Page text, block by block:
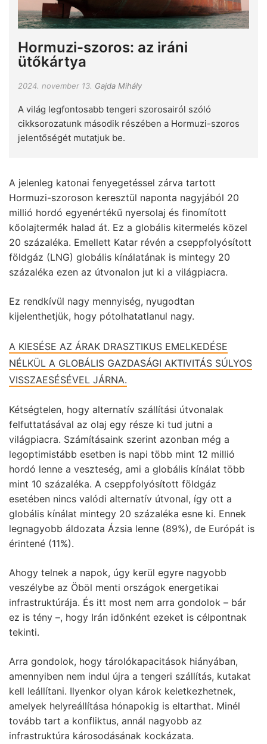
Hormuzi-szoros: az iráni
ütőkártya
2024. november 13. Gajda Mihály
A világ legfontosabb tengeri szorosairól szóló
cikksorozatunk második részében a Hormuzi-szoros
jelentőségét mutatjuk be.
A jelenleg katonai fenyegetéssel zárva tartott
Hormuzi-szoroson keresztül naponta nagyjából 20
millió hordó egyenértékű nyersolaj és finomított
kőolajtermék halad át. Ez a globális kitermelés közel
20 százaléka. Emellett Katar révén a cseppfolyósított
földgáz (LNG) globális kínálatának is mintegy 20
százaléka ezen az útvonalon jut ki a világpiacra.
Ez rendkívül nagy mennyiség, nyugodtan
kijelenthetjük, hogy pótolhatatlanul nagy.
A KIESÉSE AZ ÁRAK DRASZTIKUS EMELKEDÉSE
NÉLKÜL A GLOBÁLIS GAZDASÁGI AKTIVITÁS SÚLYOS
VISSZAESÉSÉVEL JÁRNA.
Kétségtelen, hogy alternatív szállítási útvonalak
felfuttatásával az olaj egy része ki tud jutni a
világpiacra. Számításaink szerint azonban még a
legoptimistább esetben is napi több mint 12 millió
hordó lenne a veszteség, ami a globális kínálat több
mint 10 százaléka. A cseppfolyósított földgáz
esetében nincs valódi alternatív útvonal, így ott a
globális kínálat mintegy 20 százaléka esne ki. Ennek
legnagyobb áldozata Ázsia lenne (89%), de Európát is
érintené (11%).
Ahogy telnek a napok, úgy kerül egyre nagyobb
veszélybe az Öböl menti országok energetikai
infrastruktúrája. És itt most nem arra gondolok – bár
ez is tény –, hogy Irán időnként ezeket is célpontnak
tekinti.
Arra gondolok, hogy tárolókapacitások hiányában,
amennyiben nem indul újra a tengeri szállítás, kutakat
kell leállítani. Ilyenkor olyan károk keletkezhetnek,
amelyek helyreállítása hónapokig is eltarthat. Minél
tovább tart a konfliktus, annál nagyobb az
infrastruktúra károsodásának kockázata.